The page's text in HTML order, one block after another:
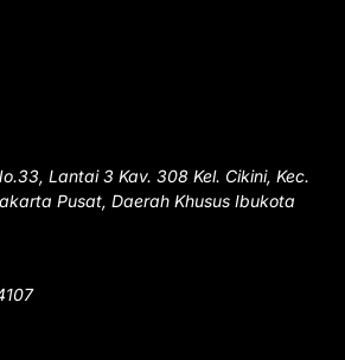
Lantai 3 Kav. 308 Kel. Cikini, Kec.
Pusat, Daerah Khusus Ibukota